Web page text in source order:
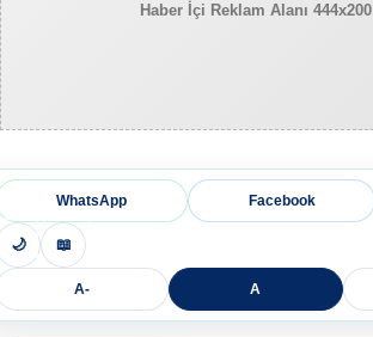
Haber İçi Reklam Alanı 444x200
WhatsApp Facebook
🌙 📖
A- A